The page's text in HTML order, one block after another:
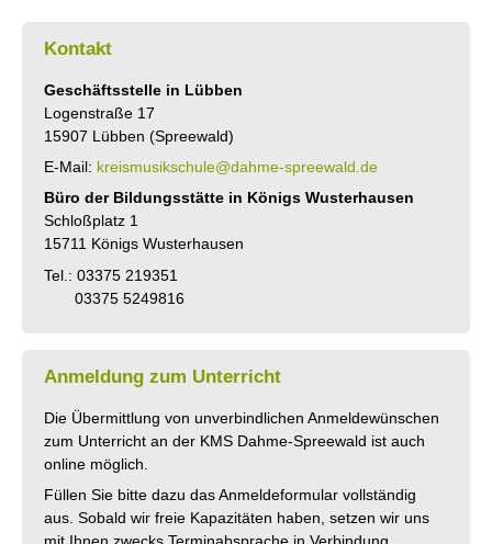
Kontakt
Geschäftsstelle in Lübben
Logenstraße 17
15907 Lübben (Spreewald)
E-Mail: kreismusikschule@dahme-spreewald.de
Büro der Bildungsstätte in Königs Wusterhausen
Schloßplatz 1
15711 Königs Wusterhausen
Tel.: 03375 219351
03375 5249816
Anmeldung zum Unterricht
Die Übermittlung von unverbindlichen Anmeldewünschen
zum Unterricht an der KMS Dahme-Spreewald ist auch
online möglich.
Füllen Sie bitte dazu das Anmeldeformular vollständig
aus. Sobald wir freie Kapazitäten haben, setzen wir uns
mit Ihnen zwecks Terminabsprache in Verbindung.